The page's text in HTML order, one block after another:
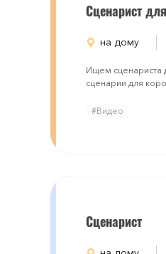
Сценарист
на дому
Ищем сценариста
сценарии для
#Видео
Cценарист